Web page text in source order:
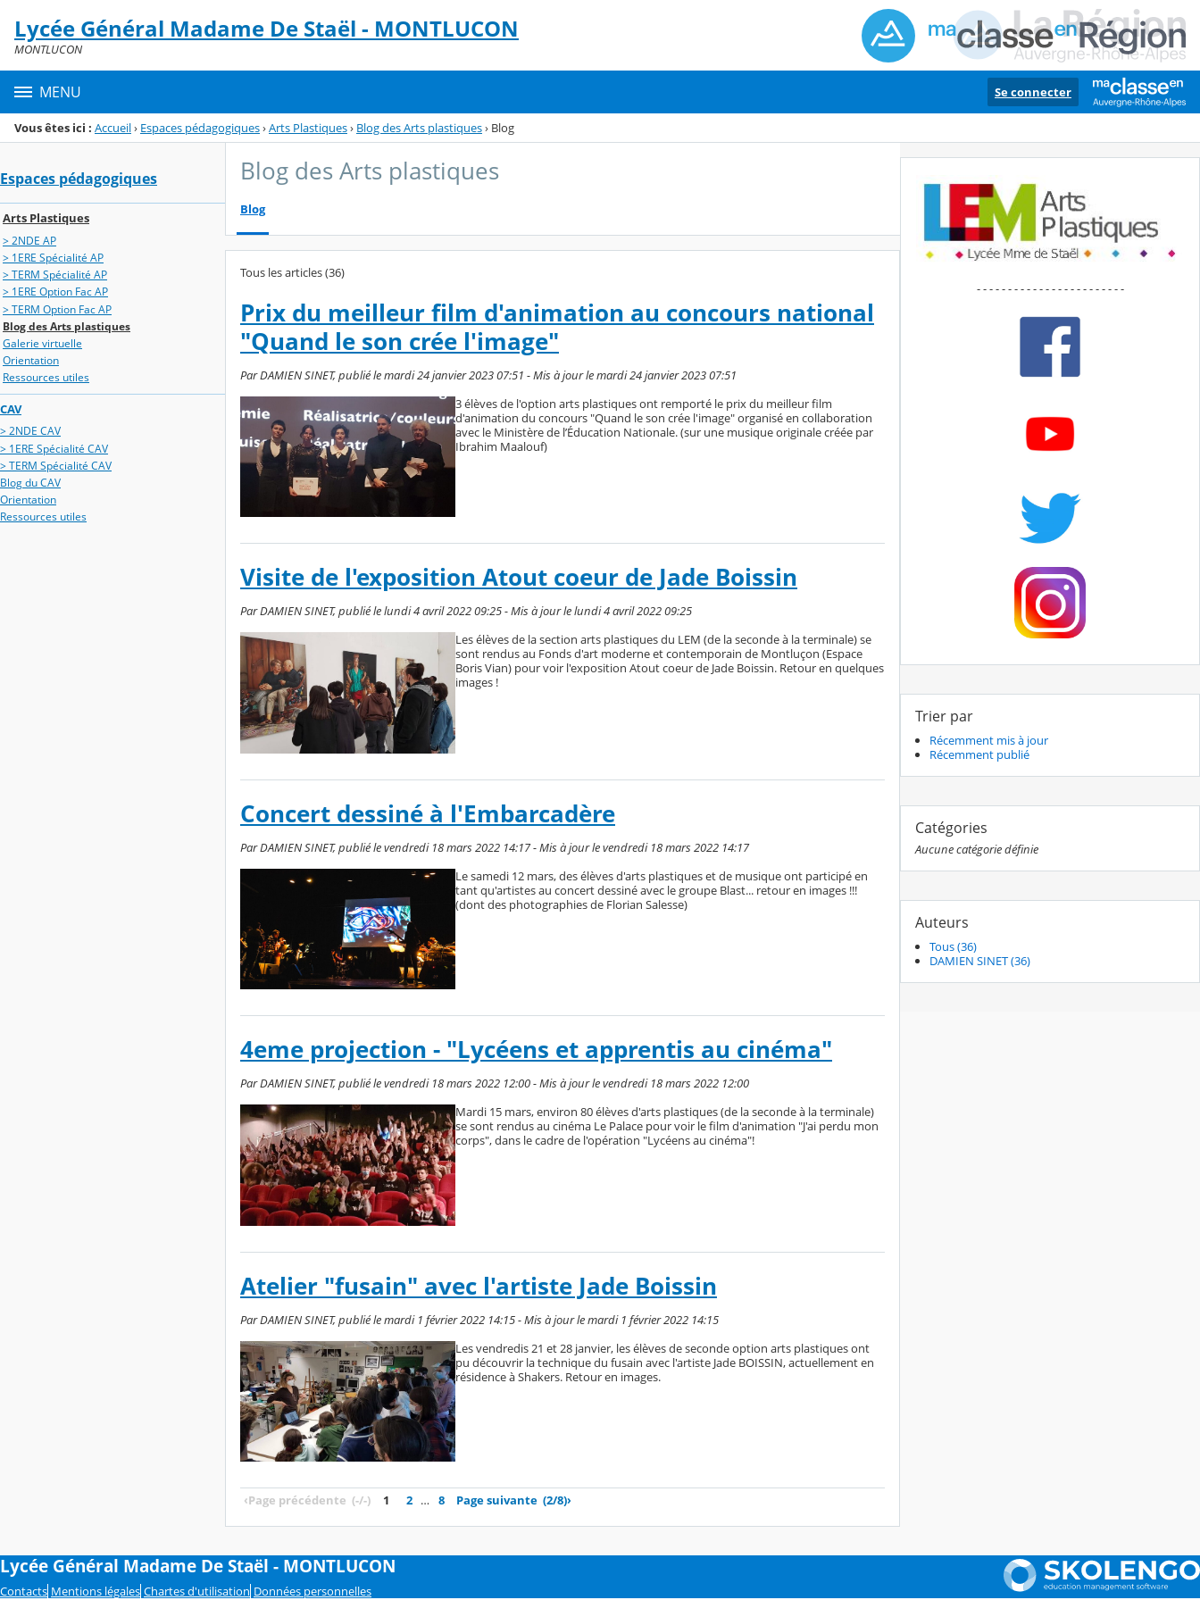
Menu de la rubrique
Contenu
Lycée Général Madame De Staël - MONTLUCON
MONTLUCON
MENU Se connecter
Vous êtes ici : Accueil› Espaces pédagogiques›Arts Plastiques› Blog des Arts plastiques› Blog
Espaces pédagogiques
Arts Plastiques
> 2NDE AP
> 1ERE Spécialité AP
> TERM Spécialité AP
> 1ERE Option Fac AP
> TERM Option Fac AP
Blog des Arts plastiques
Galerie virtuelle
Orientation
Ressources utiles
CAV
> 2NDE CAV
> 1ERE Spécialité CAV
> TERM Spécialité CAV
Blog du CAV
Orientation
Ressources utiles
Blog des Arts plastiques
Blog
Tous les articles (36)
Prix du meilleur film d'animation au concours national
"Quand le son crée l'image"
Par DAMIEN SINET, publié le mardi 24 janvier 2023 07:51 - Mis à jour le mardi 24 janvier 2023 07:51
3 élèves de l'option arts plastiques ont remporté le prix du meilleur film
d'animation du concours "Quand le son crée l'image" organisé en collaboration
avec le Ministère de l’Éducation Nationale. (sur une musique originale créée par
Ibrahim Maalouf)
Visite de l'exposition Atout coeur de Jade Boissin
Par DAMIEN SINET, publié le lundi 4 avril 2022 09:25 - Mis à jour le lundi 4 avril 2022 09:25
Les élèves de la section arts plastiques du LEM (de la seconde à la terminale) se
sont rendus au Fonds d'art moderne et contemporain de Montluçon (Espace
Boris Vian) pour voir l'exposition Atout coeur de Jade Boissin. Retour en quelques
images !
Concert dessiné à l'Embarcadère
Par DAMIEN SINET, publié le vendredi 18 mars 2022 14:17 - Mis à jour le vendredi 18 mars 2022 14:17
Le samedi 12 mars, des élèves d'arts plastiques et de musique ont participé en
tant qu'artistes au concert dessiné avec le groupe Blast... retour en images !!!
(dont des photographies de Florian Salesse)
4eme projection - "Lycéens et apprentis au cinéma"
Par DAMIEN SINET, publié le vendredi 18 mars 2022 12:00 - Mis à jour le vendredi 18 mars 2022 12:00
Mardi 15 mars, environ 80 élèves d'arts plastiques (de la seconde à la terminale)
se sont rendus au cinéma Le Palace pour voir le film d'animation "J'ai perdu mon
corps", dans le cadre de l'opération "Lycéens au cinéma"!
Atelier "fusain" avec l'artiste Jade Boissin
Par DAMIEN SINET, publié le mardi 1 février 2022 14:15 - Mis à jour le mardi 1 février 2022 14:15
Les vendredis 21 et 28 janvier, les élèves de seconde option arts plastiques ont
pu découvrir la technique du fusain avec l'artiste Jade BOISSIN, actuellement en
résidence à Shakers. Retour en images.
‹Page précédente (-/-) 1 2 … 8 Page suivante (2/8)›
- - - - - - - - - - - - - - - - - - - - - - - -
Trier par
Récemment mis à jour
Récemment publié
Catégories
Aucune catégorie définie
Auteurs
Tous (36)
DAMIEN SINET (36)
Lycée Général Madame De Staël - MONTLUCON
Contacts Mentions légales Chartes d'utilisation Données personnelles